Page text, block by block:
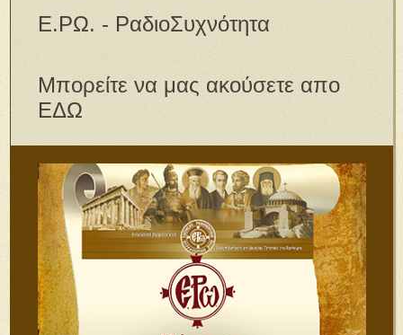
Ε.ΡΩ. - ΡαδιοΣυχνότητα
Μπορείτε να μας ακούσετε απο
ΕΔΩ